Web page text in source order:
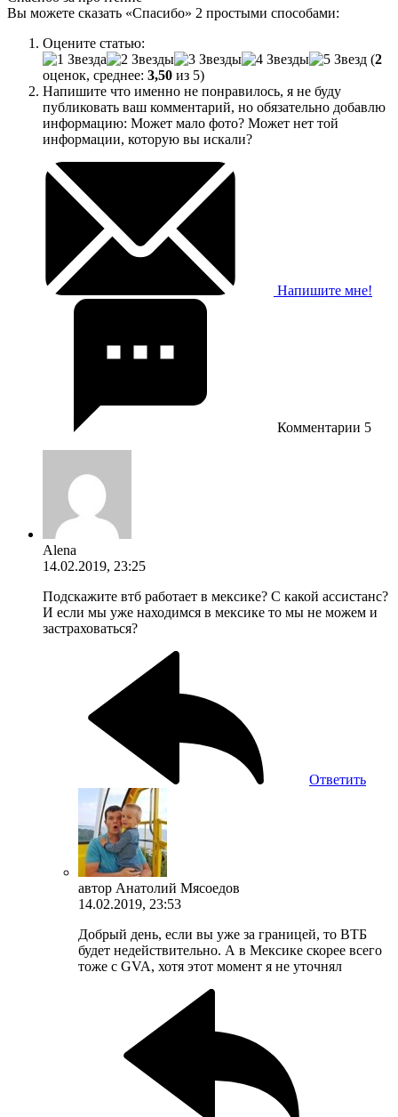
Вы можете сказать «Спасибо» 2 простыми способами:
Оцените статью:
(2
оценок, среднее: 3,50 из 5)
Напишите что именно не понравилось, я не буду
публиковать ваш комментарий, но обязательно добавлю
информацию: Может мало фото? Может нет той
информации, которую вы искали?
Напишите мне!
Комментарии 5
Alena
14.02.2019, 23:25
Подскажите втб работает в мексике? С какой ассистанс?
И если мы уже находимся в мексике то мы не можем и
застраховаться?
Ответить
автор Анатолий Мясоедов
14.02.2019, 23:53
Добрый день, если вы уже за границей, то ВТБ
будет недействительно. А в Мексике скорее всего
тоже с GVA, хотя этот момент я не уточнял